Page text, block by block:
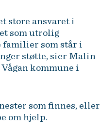
store ansvaret i
som utrolig
familier som står i
støtte, sier Malin
kommune i
som finnes, eller
om hjelp.